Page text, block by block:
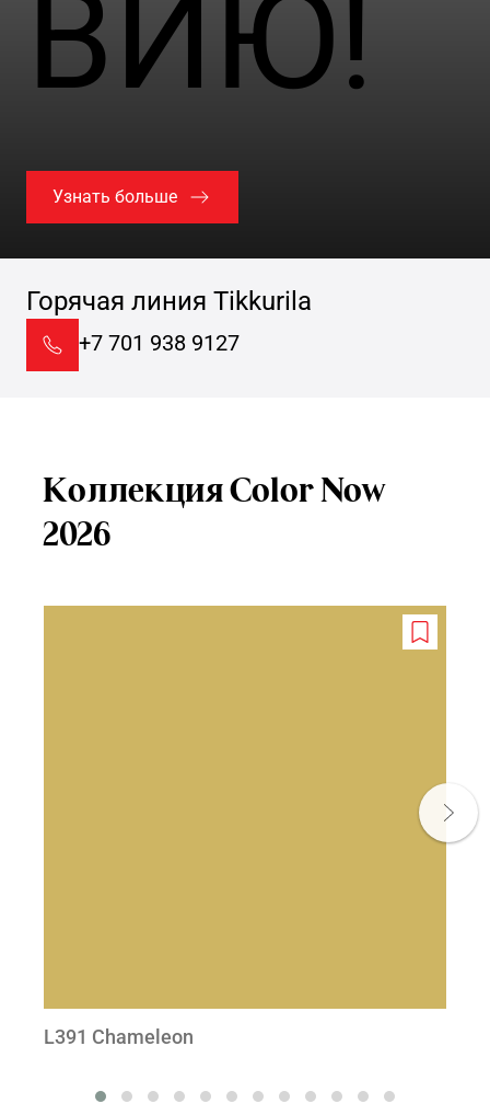
ВИЮ!
Узнать больше
Горячая линия Tikkurila
+7 701 938 9127
Коллекция Color Now
2026
Add
L391 Chameleon